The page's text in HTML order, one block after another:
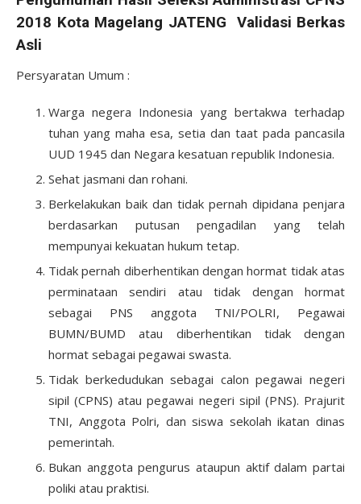
2018 Kota Magelang JATENG Validasi Berkas
Asli
Persyaratan Umum :
Warga negera Indonesia yang bertakwa terhadap
tuhan yang maha esa, setia dan taat pada pancasila
UUD 1945 dan Negara kesatuan republik Indonesia.
Sehat jasmani dan rohani.
Berkelakukan baik dan tidak pernah dipidana penjara
berdasarkan putusan pengadilan yang telah
mempunyai kekuatan hukum tetap.
Tidak pernah diberhentikan dengan hormat tidak atas
perminataan sendiri atau tidak dengan hormat
sebagai PNS anggota TNI/POLRI, Pegawai
BUMN/BUMD atau diberhentikan tidak dengan
hormat sebagai pegawai swasta.
Tidak berkedudukan sebagai calon pegawai negeri
sipil (CPNS) atau pegawai negeri sipil (PNS). Prajurit
TNI, Anggota Polri, dan siswa sekolah ikatan dinas
pemerintah.
Bukan anggota pengurus ataupun aktif dalam partai
poliki atau praktisi.